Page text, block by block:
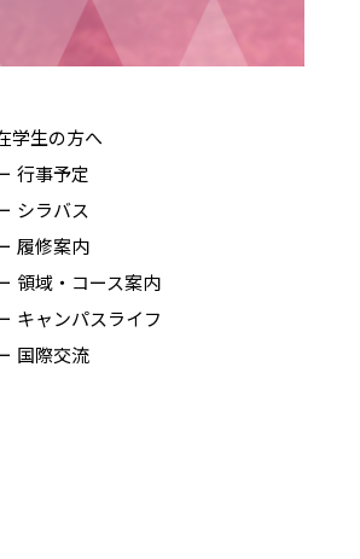
学生の方へ
行事予定
シラバス
履修案内
領域・コース案内
キャンパスライフ
国際交流